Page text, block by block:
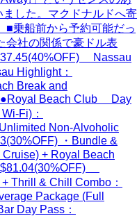
した。マクドナルドへ寄
■乗船前から予約可能だっ
会社の関係で豪ドル表
Nassau
Highlight：
Break and
●Royal Beach Club Day
Fi)：
Non-Alvoholic
・Bundle &
+ Royal Beach
Thrill & Chill Combo：
Package (Full
Day Pass：